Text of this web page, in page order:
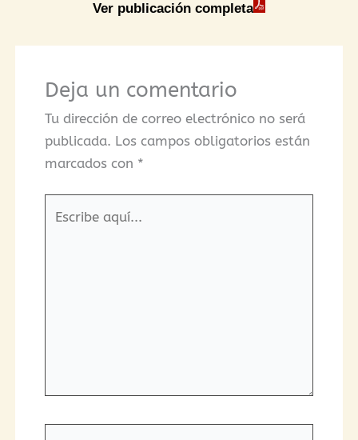
Ver publicación completa
Deja un comentario
Tu dirección de correo electrónico no será
publicada. Los campos obligatorios están
marcados con *